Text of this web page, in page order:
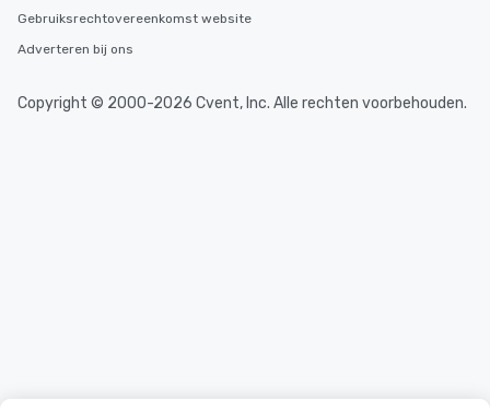
Gebruiksrechtovereenkomst website
Adverteren bij ons
Copyright © 2000-2026 Cvent, Inc. Alle rechten voorbehouden.